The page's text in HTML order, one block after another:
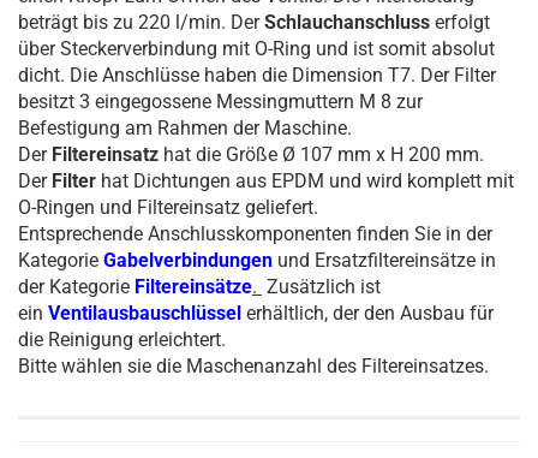
beträgt bis zu 220 l/min. DerSchlauchanschluss erfolgt
über Steckerverbindung mit O-Ring und ist somit absolut
dicht. Die Anschlüsse haben die Dimension T7. Der Filter
besitzt 3 eingegossene Messingmuttern M 8 zur
Befestigung am Rahmen der Maschine.
Der Filtereinsatz hat die Größe Ø 107 mm x H 200 mm.
Der Filter hat Dichtungen aus EPDM und wird komplett mit
O-Ringen und Filtereinsatz geliefert.
Entsprechende Anschlusskomponenten finden Sie in der
Kategorie Gabelverbindungen und Ersatzfiltereinsätze in
der Kategorie Filtereinsätze. Zusätzlich ist
ein Ventilausbauschlüssel erhältlich, der den Ausbau für
die Reinigung erleichtert.
Bitte wählen sie die Maschenanzahl des Filtereinsatzes.